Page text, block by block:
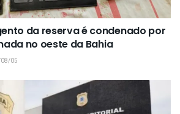
da reserva é condenado por
no oeste da Bahia
05